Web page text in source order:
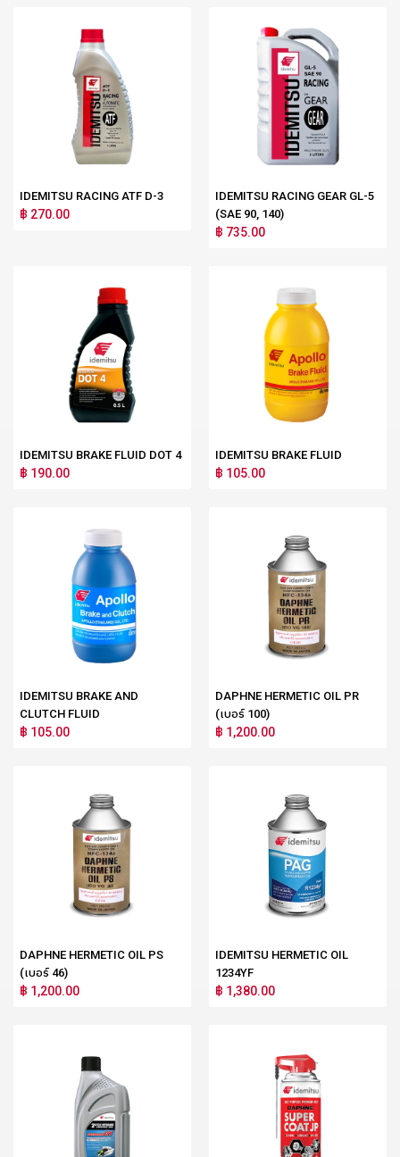
IDEMITSU RACING ATF D-3
฿ 270.00
IDEMITSU RACING GEAR GL-5
(SAE 90, 140)
฿ 735.00
IDEMITSU BRAKE FLUID DOT 4
฿ 190.00
IDEMITSU BRAKE FLUID
฿ 105.00
IDEMITSU BRAKE AND
CLUTCH FLUID
฿ 105.00
DAPHNE HERMETIC OIL PR
(เบอร์ 100)
฿ 1,200.00
DAPHNE HERMETIC OIL PS
(เบอร์ 46)
฿ 1,200.00
IDEMITSU HERMETIC OIL
1234YF
฿ 1,380.00